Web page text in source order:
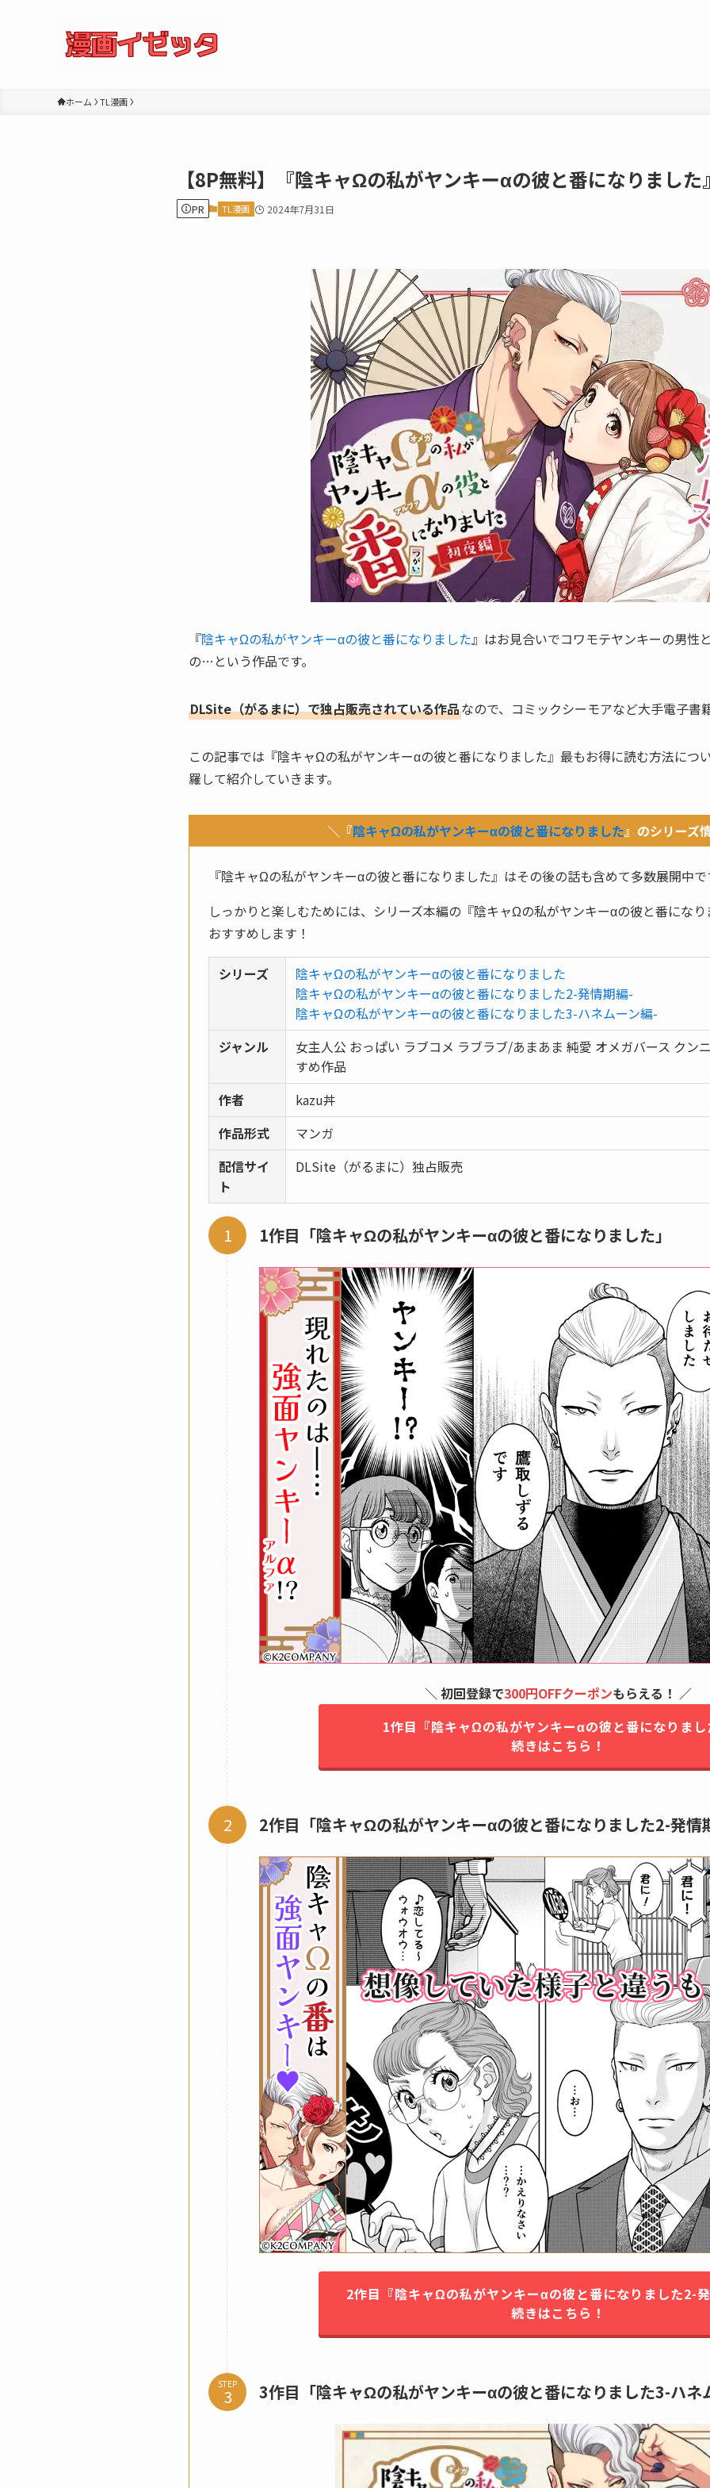
ホーム TL漫画
【8P無料】『陰キャΩの私がヤンキーαの彼と番になりまし
PR TL漫画 2024年7月31日
『陰キャΩの私がヤンキーαの彼と番になりました』はお見合いでコワモテヤンキーの男性
の…という作品です。
DLSite（がるまに）で独占販売されている作品なので、コミックシーモアなど大手電子書
この記事では『陰キャΩの私がヤンキーαの彼と番になりました』最もお得に読む方法につ
羅して紹介していきます。
＼『陰キャΩの私がヤンキーαの彼と番になりました』のシリーズ
『陰キャΩの私がヤンキーαの彼と番になりました』はその後の話も含めて多数展開中で
しっかりと楽しむためには、シリーズ本編の『陰キャΩの私がヤンキーαの彼と番にな
おすすめします！
シリーズ
陰キャΩの私がヤンキーαの彼と番になりました
陰キャΩの私がヤンキーαの彼と番になりました2-発情期編-
陰キャΩの私がヤンキーαの彼と番になりました3-ハネムーン編-
ジャンル
女主人公 おっぱい ラブコメ ラブラブ/あまあま 純愛 オメガバース クン
すめ作品
作者
kazu丼
作品形式
マンガ
配信サイ
ト
DLSite（がるまに）独占販売
1作目「陰キャΩの私がヤンキーαの彼と番になりました」
＼ 初回登録で300円OFFクーポンもらえる！ ／
1作目『陰キャΩの私がヤンキーαの彼と番になりまし
続きはこちら！
2作目「陰キャΩの私がヤンキーαの彼と番になりました2-発情
2作目『陰キャΩの私がヤンキーαの彼と番になりました2-
続きはこちら！
STEP 3作目「陰キャΩの私がヤンキーαの彼と番になりました3-ハネ